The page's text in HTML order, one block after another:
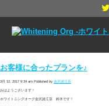
お客様に合ったプランを♪
3月 12, 2017 9:34 am Published by 金沢諸江店
おはようございます！
ホワイトニングオーグ金沢諸江店 鈴木です！